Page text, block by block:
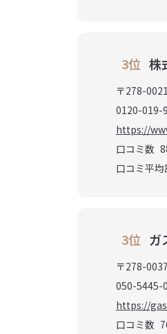
3位 株
〒278-
0120-019-
https://
口コミ数
口コミ平均
3位 ガ
〒278-
050-5445-
https://
口コミ数